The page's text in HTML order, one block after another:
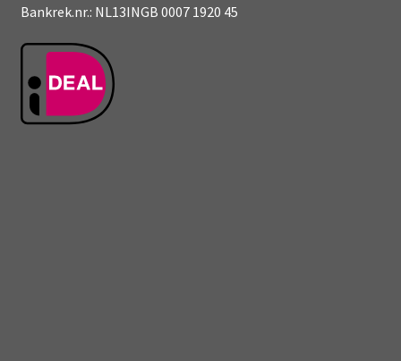
Bankrek.nr.: NL13INGB 0007 1920 45